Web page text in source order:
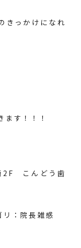
きっかけになれ
す！！！
2F こんどう歯
： 院長雑感